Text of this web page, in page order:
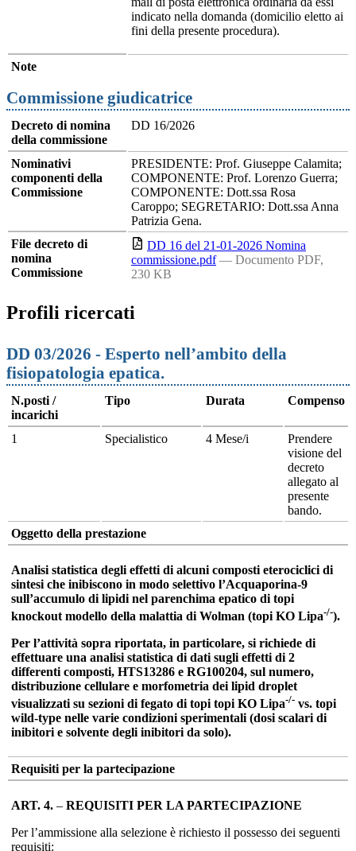
indicato nella domanda (domicilio eletto ai
fini della presente procedura).
Note
Commissione giudicatrice
Decreto di nomina
della commissione
DD 16/2026
Nominativi
componenti della
Commissione
PRESIDENTE: Prof. Giuseppe Calamita;
COMPONENTE: Prof. Lorenzo Guerra;
COMPONENTE: Dott.ssa Rosa
Caroppo; SEGRETARIO: Dott.ssa Anna
Patrizia Gena.
File decreto di
nomina
Commissione
DD 16 del 21-01-2026 Nomina
commissione.pdf — Documento PDF,
230 KB
Profili ricercati
DD 03/2026 - Esperto nell’ambito della
fisiopatologia epatica.
N.posti /
incarichi
Tipo Durata Compenso
1 Specialistico 4 Mese/i
Prendere
visione del
decreto
allegato al
presente
bando.
Oggetto della prestazione
Analisi statistica degli effetti di alcuni composti eterociclici di
sintesi che inibiscono in modo selettivo l’Acquaporina-9
sull’accumulo di lipidi nel parenchima epatico di topi
knockout modello della malattia di Wolman (topi KO Lipa-/-).
Per l’attività sopra riportata, in particolare, si richiede di
effettuare una analisi statistica di dati sugli effetti di 2
differenti composti, HTS13286 e RG100204, sul numero,
distribuzione cellulare e morfometria dei lipid droplet
visualizzati su sezioni di fegato di topi topi KO Lipa-/- vs. topi
wild-type nelle varie condizioni sperimentali (dosi scalari di
inibitori e solvente degli inibitori da solo).
Requisiti per la partecipazione
ART. 4. – REQUISITI PER LA PARTECIPAZIONE
Per l’ammissione alla selezione è richiesto il possesso dei seguenti
requisiti: